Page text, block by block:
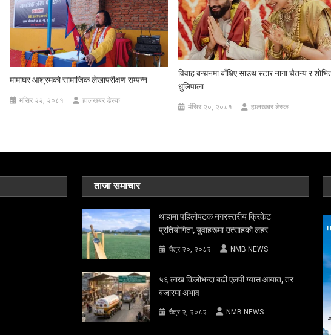
मामाघर आश्रमको सामाजिक लेखापरीक्षण सम्पन्न
मंसिर २२, २०८१ हालखबर डेस्क
विवाह बन्धनमा बाँधिए साउथ स्टार नागा चैतन्य र
धुलिपाला
मंसिर २०, २०८१ हालखबर डेस्क
ताजा समाचार
थाहामा पहिलोपटक नगरस्तरीय क्रिकेट
प्रतियोगिता, युवाहरूमा उत्साहको लहर
चैत्र २०, २०८२ NMB NEWS
५६ लाख किलोभन्दा बढी एलपी ग्यास आयात, तर
बजारमा अभाव
चैत्र २, २०८२ NMB NEWS